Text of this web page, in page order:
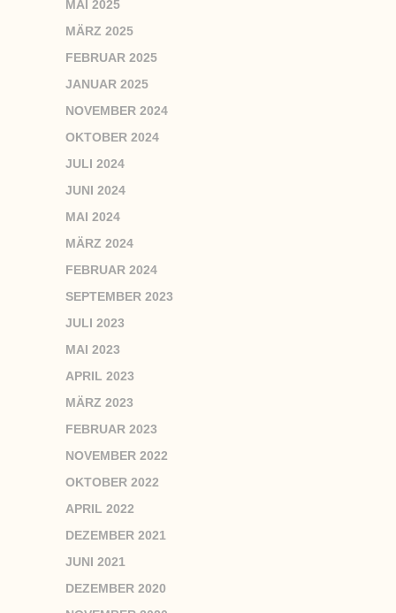
MAI 2025
MÄRZ 2025
FEBRUAR 2025
JANUAR 2025
NOVEMBER 2024
OKTOBER 2024
JULI 2024
JUNI 2024
MAI 2024
MÄRZ 2024
FEBRUAR 2024
SEPTEMBER 2023
JULI 2023
MAI 2023
APRIL 2023
MÄRZ 2023
FEBRUAR 2023
NOVEMBER 2022
OKTOBER 2022
APRIL 2022
DEZEMBER 2021
JUNI 2021
DEZEMBER 2020